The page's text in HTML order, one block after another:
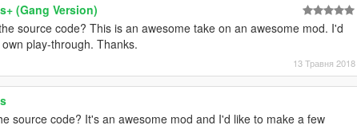
(Gang Version)
source code? This is an awesome take on an awesome mod. I'd
play-through. Thanks.
13 Травня 2018
source code? It's an awesome mod and I'd like to make a few